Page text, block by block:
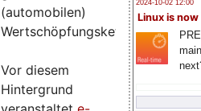
2024-10-02 12:00
Linux is now
(automobilen)
Wertschöpfungskette.
Vor diesem
Hintergrund